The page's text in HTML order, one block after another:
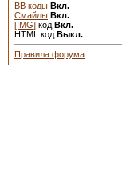
BB коды Вкл.
Смайлы Вкл.
[IMG] код Вкл.
HTML код Выкл.
Правила форума